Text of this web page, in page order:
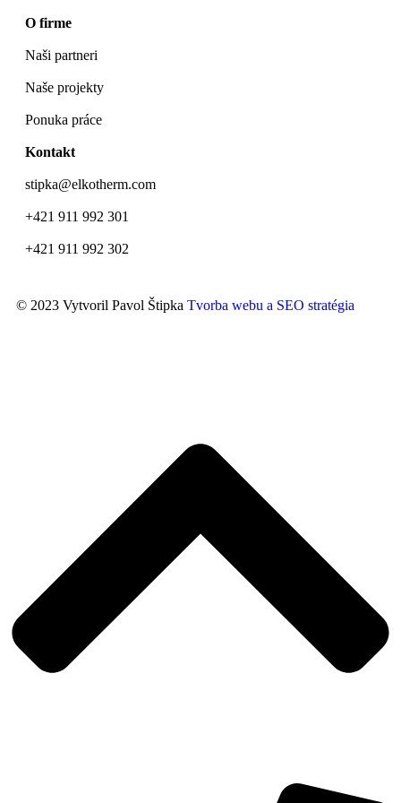
O firme
Naši partneri
Naše projekty
Ponuka práce
Kontakt
stipka@elkotherm.com
+421 911 992 301
+421 911 992 302
© 2023 Vytvoril Pavol Štipka Tvorba webu a SEO stratégia